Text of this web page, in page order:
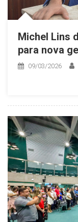
Michel Lins
para nova
09/03/2026